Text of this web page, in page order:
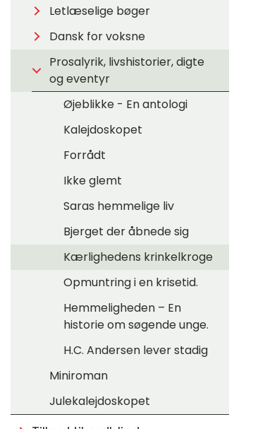
Letlæselige bøger
Dansk for voksne
Prosalyrik, livshistorier, digte
og eventyr
Øjeblikke - En antologi
Kalejdoskopet
Forrådt
Ikke glemt
Saras hemmelige liv
Bjerget der åbnede sig
Kærlighedens krinkelkroge
Opmuntring i en krisetid.
Hemmeligheden – En
historie om søgende unge.
H.C. Andersen lever stadig
Miniroman
Julekalejdoskopet